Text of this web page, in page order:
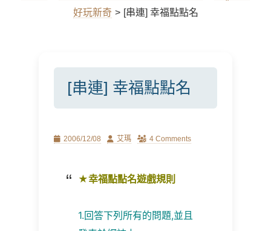
好玩新奇 > [串連] 幸福點點名
[串連] 幸福點點名
Posted
2006/12/08 Author
艾瑪 4 Comments
★幸福點點名遊戲規則
1.回答下列所有的問題,並且